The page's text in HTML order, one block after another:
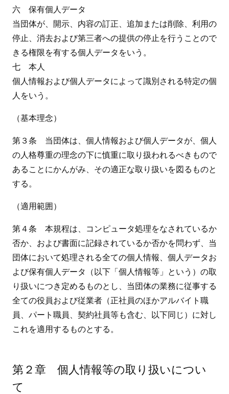
六 保有個人データ
当団体が、開示、内容の訂正、追加または削除、利用の
停止、消去および第三者への提供の停止を行うことので
きる権限を有する個人データをいう。
七 本人
個人情報および個人データによって識別される特定の個
人をいう。
（基本理念）
第３条 当団体は、個人情報および個人データが、個人
の人格尊重の理念の下に慎重に取り扱われるべきもので
あることにかんがみ、その適正な取り扱いを図るものと
する。
（適用範囲）
第４条 本規程は、コンピュータ処理をなされているか
否か、および書面に記録されているか否かを問わず、当
団体において処理される全ての個人情報、個人データお
よび保有個人データ（以下「個人情報等」という）の取
り扱いにつき定めるものとし、当団体の業務に従事する
全ての役員および従業者（正社員のほかアルバイト職
員、パート職員、契約社員等も含む、以下同じ）に対し
これを適用するものとする。
第２章 個人情報等の取り扱いについ
て